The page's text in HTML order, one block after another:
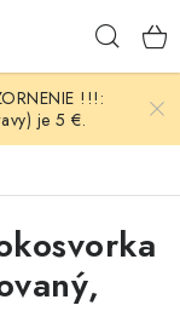
!!!:
je 5 €.